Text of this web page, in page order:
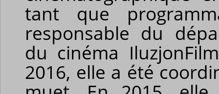
tant que
responsable du
du cinéma Iluzjon
2016, elle a été